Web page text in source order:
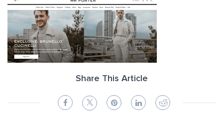
Share This Article